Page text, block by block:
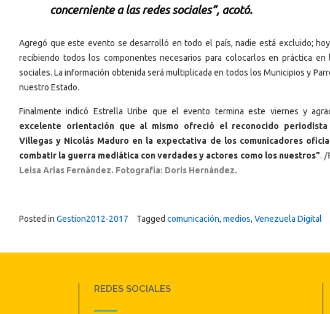
concerniente a las redes sociales”, acotó.
Agregó que este evento se desarrolló en todo el país, nadie está excluido;
recibiendo todos los componentes necesarios para colocarlos en práctica en
sociales. La información obtenida será multiplicada en todos los Municipios y
nuestro Estado.
Finalmente indicó Estrella Uribe que el evento termina este viernes y
excelente orientación que al mismo ofreció el reconocido periodista
Villegas y Nicolás Maduro en la expectativa de los comunicadores
combatir la guerra mediática con verdades y actores como los nuestros”. /
Leisa Arias Fernández. Fotografía: Doris Hernández.
Posted in Gestion2012-2017 Tagged comunicación, medios, Venezuela Digital
REDES SOCIALES